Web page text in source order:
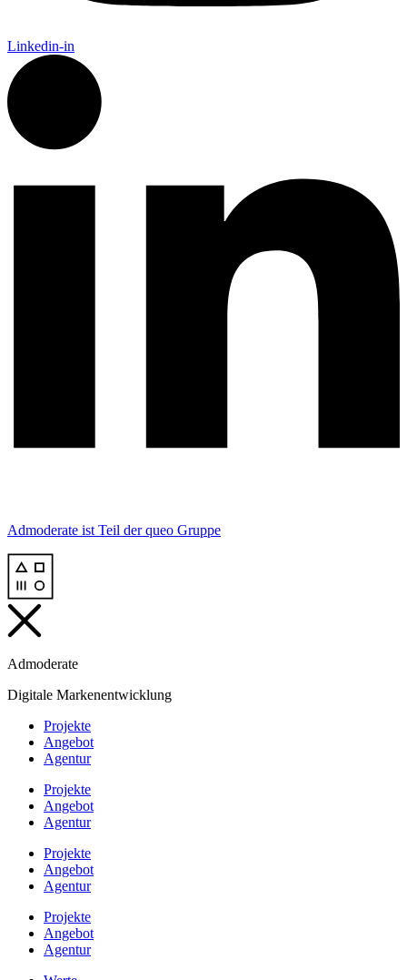
Linkedin-in
Admoderate ist Teil derqueo Gruppe
Admoderate
Digitale Markenentwicklung
Projekte
Angebot
Agentur
Projekte
Angebot
Agentur
Projekte
Angebot
Agentur
Projekte
Angebot
Agentur